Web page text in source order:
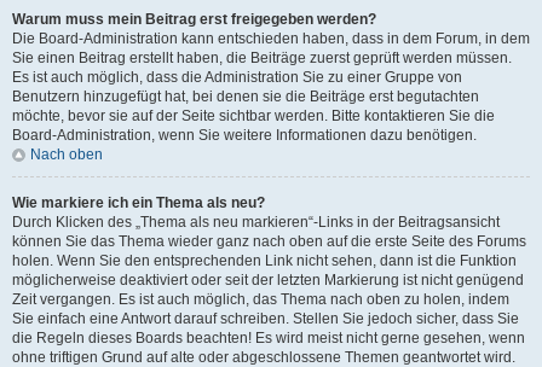
Warum muss mein Beitrag erst freigegeben werden?
Die Board-Administration kann entschieden haben, dass in dem Forum, in dem
Sie einen Beitrag erstellt haben, die Beiträge zuerst geprüft werden müssen.
Es ist auch möglich, dass die Administration Sie zu einer Gruppe von
Benutzern hinzugefügt hat, bei denen sie die Beiträge erst begutachten
möchte, bevor sie auf der Seite sichtbar werden. Bitte kontaktieren Sie die
Board-Administration, wenn Sie weitere Informationen dazu benötigen.
Nach oben
Wie markiere ich ein Thema als neu?
Durch Klicken des „Thema als neu markieren“-Links in der Beitragsansicht
können Sie das Thema wieder ganz nach oben auf die erste Seite des Forums
holen. Wenn Sie den entsprechenden Link nicht sehen, dann ist die Funktion
möglicherweise deaktiviert oder seit der letzten Markierung ist nicht genügend
Zeit vergangen. Es ist auch möglich, das Thema nach oben zu holen, indem
Sie einfach eine Antwort darauf schreiben. Stellen Sie jedoch sicher, dass Sie
die Regeln dieses Boards beachten! Es wird meist nicht gerne gesehen, wenn
ohne triftigen Grund auf alte oder abgeschlossene Themen geantwortet wird.